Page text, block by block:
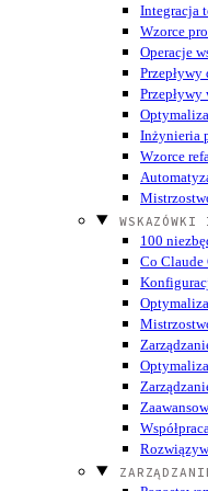
Integracja
Wzorce
Operacje
Przepływy
Inżynieria
Wzorce
100
Co Claude